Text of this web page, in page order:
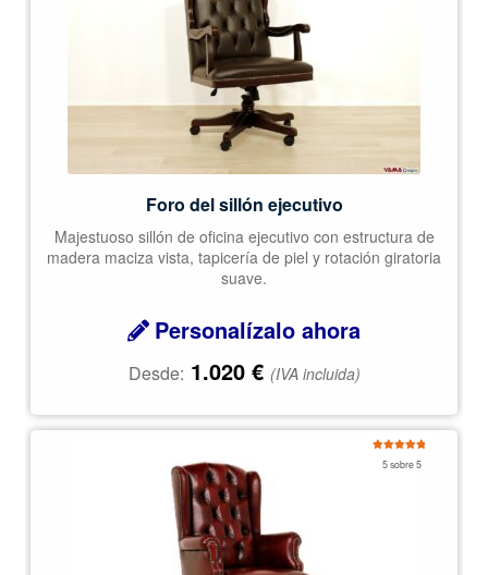
Foro del sillón ejecutivo
Majestuoso sillón de oficina ejecutivo con estructura de
madera maciza vista, tapicería de piel y rotación giratoria
suave.
Personalízalo ahora
Desde: 1.020 € (IVA incluida)
5 sobre 5